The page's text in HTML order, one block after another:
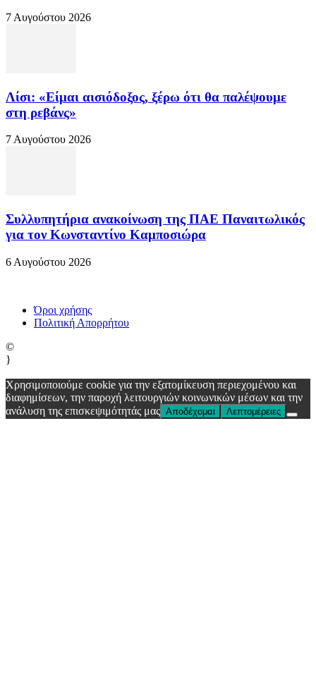
7 Αυγούστου 2026
Λίσι: «Είμαι αισιόδοξος, ξέρω ότι θα παλέψουμε
στη ρεβάνς»
7 Αυγούστου 2026
Συλλυπητήρια ανακοίνωση της ΠΑΕ Παναιτωλικός
για τον Κωνσταντίνο Καμποσιώρα
6 Αυγούστου 2026
Όροι χρήσης
Πολιτική Απορρήτου
©
}
Χρησιμοποιούμε cookie για την εξατομίκευση περιεχομένου και
διαφημίσεων, την παροχή λειτουργιών κοινωνικών μέσων και την
ανάλυση της επισκεψιμότητάς μας Αποδέχομαι Λεπτομέρειες